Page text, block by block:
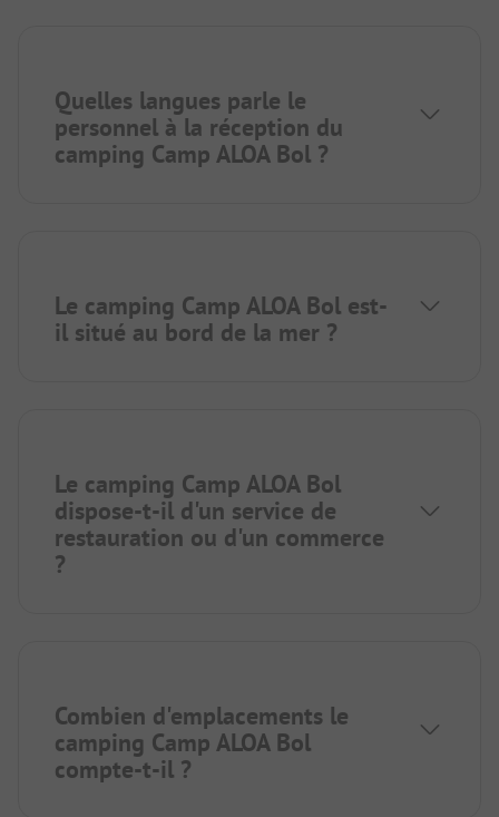
Quelles langues parle le
personnel à la réception du
camping Camp ALOA Bol ?
Le camping Camp ALOA Bol est-
il situé au bord de la mer ?
Le camping Camp ALOA Bol
dispose-t-il d'un service de
restauration ou d'un commerce
?
Combien d'emplacements le
camping Camp ALOA Bol
compte-t-il ?